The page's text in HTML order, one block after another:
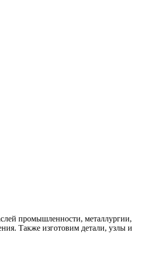
промышленности, металлургии,
Также изготовим детали, узлы и